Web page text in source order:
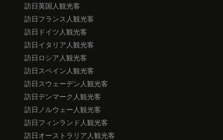
訪日英国人観光客
訪日フランス人観光客
訪日ドイツ人観光客
訪日イタリア人観光客
訪日ロシア人観光客
訪日スペイン人観光客
訪日スウェーデン人観光客
訪日デンマーク人観光客
訪日ノルウェー人観光客
訪日フィンランド人観光客
訪日オーストラリア人観光客